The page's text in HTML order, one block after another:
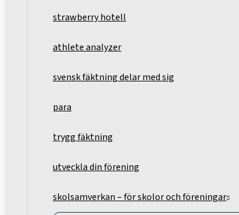
strawberry hotell
athlete analyzer
svensk fäktning delar med sig
para
trygg fäktning
utveckla din förening
skolsamverkan – för skolor och föreningar